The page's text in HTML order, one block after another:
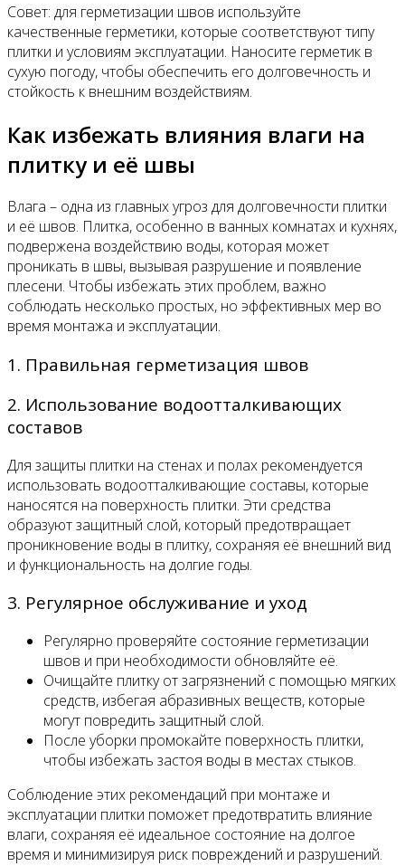
Совет: для герметизации швов используйте
качественные герметики, которые соответствуют типу
плитки и условиям эксплуатации. Наносите герметик в
сухую погоду, чтобы обеспечить его долговечность и
стойкость к внешним воздействиям.
Как избежать влияния влаги на
плитку и её швы
Влага – одна из главных угроз для долговечности плитки
и её швов. Плитка, особенно в ванных комнатах и кухнях,
подвержена воздействию воды, которая может
проникать в швы, вызывая разрушение и появление
плесени. Чтобы избежать этих проблем, важно
соблюдать несколько простых, но эффективных мер во
время монтажа и эксплуатации.
1. Правильная герметизация швов
2. Использование водоотталкивающих
составов
Для защиты плитки на стенах и полах рекомендуется
использовать водоотталкивающие составы, которые
наносятся на поверхность плитки. Эти средства
образуют защитный слой, который предотвращает
проникновение воды в плитку, сохраняя её внешний вид
и функциональность на долгие годы.
3. Регулярное обслуживание и уход
Регулярно проверяйте состояние герметизации
швов и при необходимости обновляйте её.
Очищайте плитку от загрязнений с помощью мягких
средств, избегая абразивных веществ, которые
могут повредить защитный слой.
После уборки промокайте поверхность плитки,
чтобы избежать застоя воды в местах стыков.
Соблюдение этих рекомендаций при монтаже и
эксплуатации плитки поможет предотвратить влияние
влаги, сохраняя её идеальное состояние на долгое
время и минимизируя риск повреждений и разрушений.